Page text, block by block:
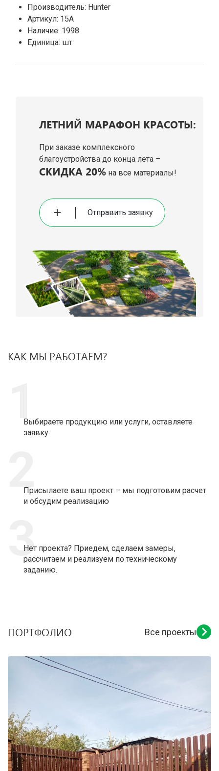
Производитель: Hunter
Артикул: 15А
Наличие: 1998
Единица: шт
ЛЕТНИЙ МАРАФОН КРАСОТЫ:
При заказе комплексного
благоустройства до конца лета –
СКИДКА 20% на все материалы!
Отправить заявку
КАК МЫ РАБОТАЕМ?
Выбираете продукцию или услуги, оставляете
заявку
Присылаете ваш проект – мы подготовим расчет
и обсудим реализацию
3
Нет проекта? Приедем, сделаем замеры,
рассчитаем и реализуем по техническому
заданию.
ПОРТФОЛИО Все проекты